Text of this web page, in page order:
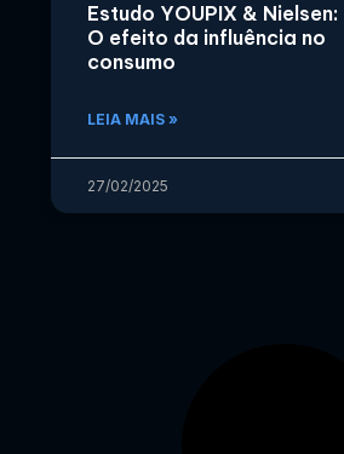
Estudo YOUPIX & Nielsen:
O efeito da influência no
consumo
LEIA MAIS »
27/02/2025